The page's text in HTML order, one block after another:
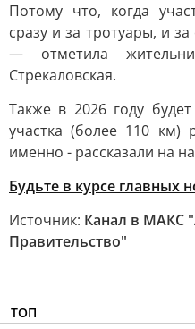
Потому что, когда
сразу и за тротуары, и
— отметила
Стрекаловская.
Также в 2026 году
участка (более 110 км)
именно - рассказали на
Будьте в курсе главных
Источник: Канал в МАКС
Правительство"
ТОП